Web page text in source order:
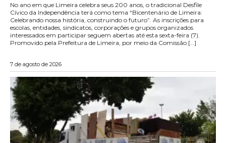
No ano em que Limeira celebra seus 200 anos, o tradicional Desfile
Cívico da Independência terá como tema “Bicentenário de Limeira:
Celebrando nossa história, construindo o futuro”. As inscrições para
escolas, entidades, sindicatos, corporações e grupos organizados
interessados em participar seguem abertas até esta sexta-feira (7).
Promovido pela Prefeitura de Limeira, por meio da Comissão […]
7 de agosto de 2026